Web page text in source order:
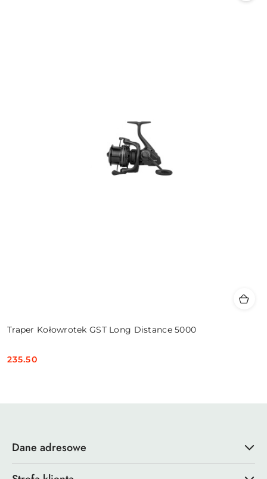
Traper Kołowrotek GST Long Distance 5000
Cena:
235.50
Dane adresowe